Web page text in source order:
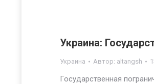
Украина:
Украина Автор: altangsh
Государственная